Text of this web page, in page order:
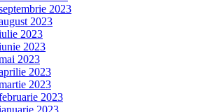
2023
2023
2023
2023
2023
2023
2023
2023